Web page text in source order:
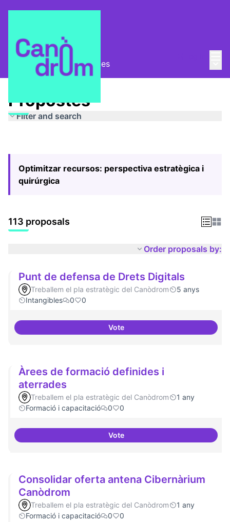
Pla Estratègic Propostes
Propostes
Filter and search
Optimitzar recursos: perspectiva estratègica i
quirúrgica
113 proposals
Order proposals by:
Punt de defensa de Drets Digitals
Treballem el pla estratègic del Canòdrom
5 anys
Intangibles
0 0
VotePunt de defensa de Drets
Àrees de formació definides i
aterrades
Treballem el pla estratègic del Canòdrom
1 any
Formació i capacitació
0 0
VoteÀrees de formació definides i
Consolidar oferta antena Cibernàrium
Canòdrom
Treballem el pla estratègic del Canòdrom
1 any
Formació i capacitació
0 0